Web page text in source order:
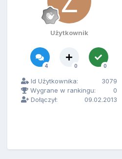
Użytkownik
4 0 0
Id Użytkownika:
3079
Wygrane w rankingu:
0
Dołączył:
09.02.2013